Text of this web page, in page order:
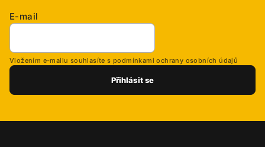
E-mail
Vložením e-mailu souhlasíte s podmínkami ochrany osobních údajů
Přihlásit se